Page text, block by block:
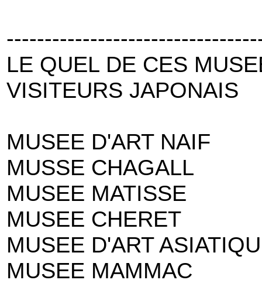
LE QUEL DE CES
VISITEURS JAPONAIS
MUSEE D'ART NAIF
MUSSE CHAGALL
MUSEE MATISSE
MUSEE CHERET
MUSEE D'ART
MUSEE MAMMAC